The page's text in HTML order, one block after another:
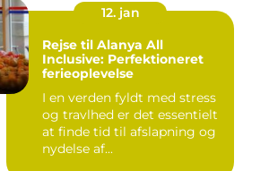
12. jan
Rejse til Alanya All
Inclusive: Perfektioneret
ferieoplevelse
I en verden fyldt med stress
og travlhed er det essentielt
at finde tid til afslapning og
nydelse af...